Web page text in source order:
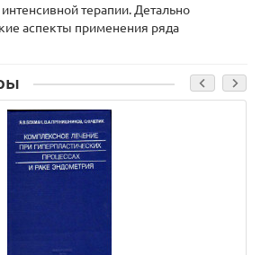
терапии. Детально
аспекты применения ряда